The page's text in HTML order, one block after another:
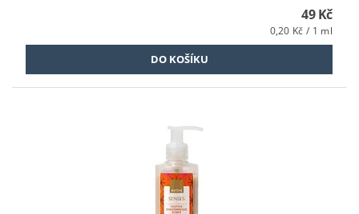
49 Kč
0,20 Kč / 1 ml